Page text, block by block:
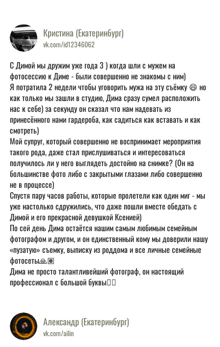
Кристина (Екатеринбург)
vk.com/id12346062
С Димой мы дружим уже года 3 ) когда шли с мужем на
фотосессию к Диме - были совершенно не знакомы с ним)
Я потратила 2 недели чтобы уговорить мужа на эту съёмку 😄 но
как только мы зашли в студию, Дима сразу сумел расположить
нас к себе) за секунду он сказал что нам надевать из
принесённого нами гардероба, как садиться как вставать и как
смотреть)
Мой супруг, который совершенно не воспринимает мероприятия
такого рода, даже стал прислушиваться и интересоваться
получилось ли у него выглядеть достойно на снимке? (Он на
большинстве фото либо с закрытыми глазами либо совершенно
не в процессе)
Спустя пару часов работы, которые пролетели как один миг - мы
уже настолько сдружились, что даже пошли вместе обедать с
Димой и его прекрасной девушкой Ксенией)
По сей день Дима остаётся нашим самым любимым семейным
фотографом и другом, и он единственный кому мы доверили нашу
«пузатую» съемку, выписку из роддома и все личные семейные
фотосеты🙏🏽
Дима не просто талантливейший фотограф, он настоящий
профессионал с большой буквы👍🏽
Александр (Екатеринбург)
vk.com/ailin